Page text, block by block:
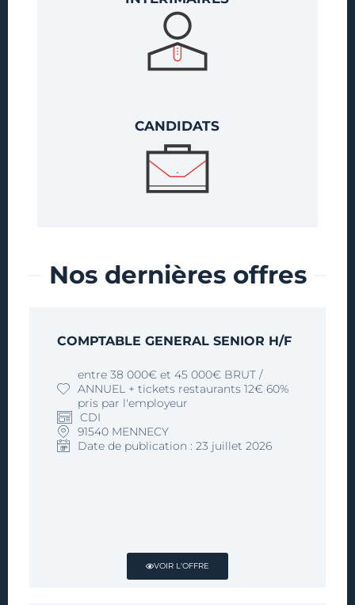
Intér
im
et
CDI
CANDIDATS
Nos dernières offres​
COMPTABLE GENERAL SENIOR H/F
entre 38 000€ et 45 000€ BRUT /
ANNUEL + tickets restaurants 12€ 60%
pris par l'employeur
CDI
91540 MENNECY
Date de publication : 23 juillet 2026
VOIR L'OFFRE